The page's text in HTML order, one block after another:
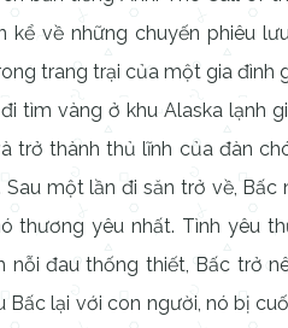
kể về những chuyến phiêu
trang trại của một gia đình
tìm vàng ở khu Alaska lạnh
trở thành thủ lĩnh của đàn
một lần đi săn trở về,
thương yêu nhất. Tình yêu
đau thống thiết, Bấc trở
Bấc lại với con người, nó bị